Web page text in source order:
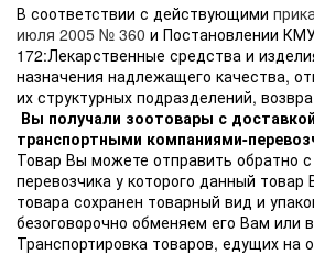
В соответствии с действующими
июля 2005 № 360 и Постановлении
172:Лекарственные средства и
назначения надлежащего качества,
их структурных подразделений,
Вы получали зоотовары с
транспортными компаниями-
Товар Вы можете отправить обратно
перевозчика у которого данный товар
товара сохранен товарный вид и
безоговорочно обменяем его Вам или
Транспортировка товаров, едущих на